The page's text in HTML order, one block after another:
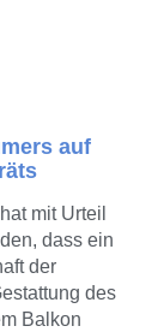
auf
mit Urteil
dass ein
der
des
Balkon